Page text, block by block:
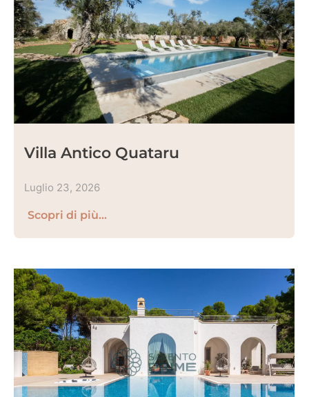
Villa Antico Quataru
Luglio 23, 2026
Scopri di più...